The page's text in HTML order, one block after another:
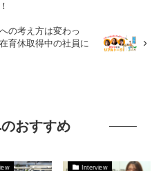
の考え方は変わっ
育休取得中の社員に
おすすめ
Interview